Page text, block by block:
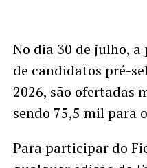
No dia 30 de julho,
de candidatos pré-
2026, são ofertadas
sendo 75,5 mil para
Para participar do